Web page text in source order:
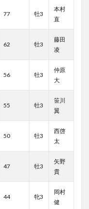
77 牡3
本村
直
62 牡3
藤田
凌
56 牡3
仲原
大
55 牡3
笹川
翼
50 牡3
西啓
太
47 牡3
矢野
貴
44 牝3
岡村
健